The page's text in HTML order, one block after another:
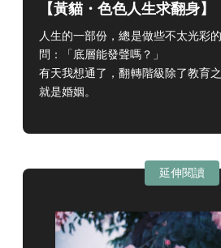
【黃貓・色色人生求翻身】
人生的一部份，總是做些不太光彩
問：「底層能發聲嗎？」
有天我想通了，翻轉階級除了教育
就是婚姻。
延伸閱讀